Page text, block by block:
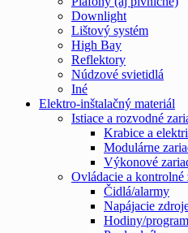
Downlight
Lištový systém
High Bay
Reflektory
Núdzové svietidlá
Iné
Elektro-inštalačný materiál
Istiace a rozvodné
Krabice a
Modulárne
Výkonové
Ovládacie a kontrolné
Čidlá/alarmy
Napájacie
Hodiny/